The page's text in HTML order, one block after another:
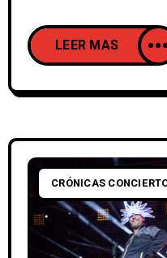
LEER MAS
CRÓNICAS